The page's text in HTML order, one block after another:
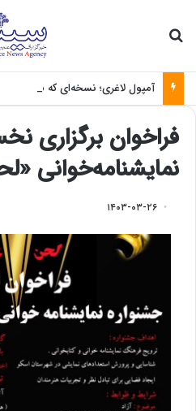
آمپول لاغری؛ نسخه‌ای که بدون
فراخوان برگزاری
نمایشنامه‌خوانی
۱۴۰۳-۰۳-۲۶